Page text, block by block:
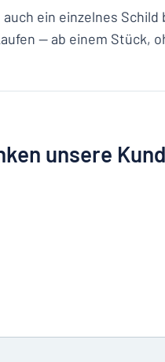
auch ein einzelnes Schild
— ab einem Stück,
unsere